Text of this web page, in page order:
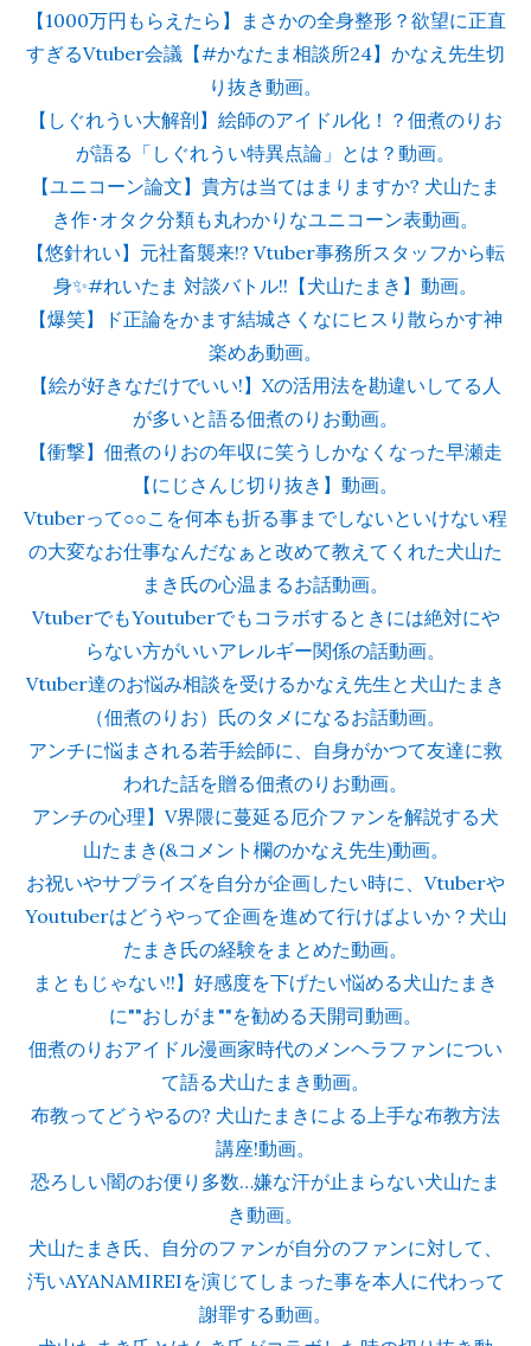
【1000万円もらえたら】まさかの全身整形？欲望に正直
すぎるVtuber会議【#かなたま相談所24】かなえ先生切
り抜き動画。
【しぐれうい大解剖】絵師のアイドル化！？佃煮のりお
が語る「しぐれうい特異点論」とは？動画。
【ユニコーン論文】貴方は当てはまりますか? 犬山たま
き作･オタク分類も丸わかりなユニコーン表動画。
【悠針れい】元社畜襲来!? Vtuber事務所スタッフから転
身✨#れいたま 対談バトル!!【犬山たまき】動画。
【爆笑】ド正論をかます結城さくなにヒスり散らかす神
楽めあ動画。
【絵が好きなだけでいい!】Xの活用法を勘違いしてる人
が多いと語る佃煮のりお動画。
【衝撃】佃煮のりおの年収に笑うしかなくなった早瀬走
【にじさんじ切り抜き】動画。
Vtuberって○○こを何本も折る事までしないといけない程
の大変なお仕事なんだなぁと改めて教えてくれた犬山た
まき氏の心温まるお話動画。
VtuberでもYoutuberでもコラボするときには絶対にや
らない方がいいアレルギー関係の話動画。
Vtuber達のお悩み相談を受けるかなえ先生と犬山たまき
（佃煮のりお）氏のタメになるお話動画。
アンチに悩まされる若手絵師に、自身がかつて友達に救
われた話を贈る佃煮のりお動画。
アンチの心理】V界隈に蔓延る厄介ファンを解説する犬
山たまき(&コメント欄のかなえ先生)動画。
お祝いやサプライズを自分が企画したい時に、Vtuberや
Youtuberはどうやって企画を進めて行けばよいか？犬山
たまき氏の経験をまとめた動画。
まともじゃない!!】好感度を下げたい悩める犬山たまき
に""おしがま""を勧める天開司動画。
佃煮のりおアイドル漫画家時代のメンヘラファンについ
て語る犬山たまき動画。
布教ってどうやるの? 犬山たまきによる上手な布教方法
講座!動画。
恐ろしい闇のお便り多数…嫌な汗が止まらない犬山たま
き動画。
犬山たまき氏、自分のファンが自分のファンに対して、
汚いAYANAMIREIを演じてしまった事を本人に代わって
謝罪する動画。